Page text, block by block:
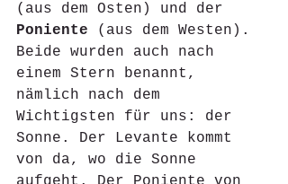
(aus dem Osten) und der
Poniente (aus dem Westen).
Beide wurden auch nach
einem Stern benannt,
nämlich nach dem
Wichtigsten für uns: der
Sonne. Der Levante kommt
von da, wo die Sonne